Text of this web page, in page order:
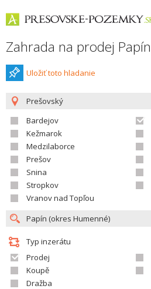
Zahrada na prodej Papín
Uložiť toto hladanie
Prešovský
Bardejov
Kežmarok
Medzilaborce
Prešov
Snina
Stropkov
Vranov nad Topľou
Typ inzerátu
Prodej
Koupě
Dražba